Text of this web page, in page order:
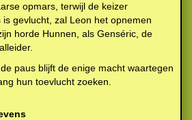
opmars, terwijl de keizer
gevlucht, zal Leon het opnemen
horde Hunnen, als Genséric, de
paus blijft de enige macht waartegen
hun toevlucht zoeken.